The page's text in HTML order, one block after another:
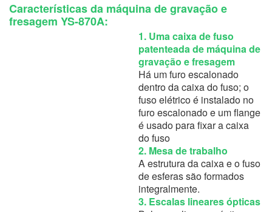
Características da máquina de gravação e
fresagem YS-870A:
1. Uma caixa de fuso
patenteada de máquina de
gravação e fresagem
Há um furo escalonado
dentro da caixa do fuso; o
fuso elétrico é instalado no
furo escalonado e um flange
é usado para fixar a caixa
do fuso
2. Mesa de trabalho
A estrutura da caixa e o fuso
de esferas são formados
integralmente.
3. Escalas lineares ópticas